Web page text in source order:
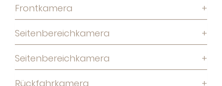
Frontkamera +
Seitenbereichkamera +
Seitenbereichkamera +
Rückfahrkamera +